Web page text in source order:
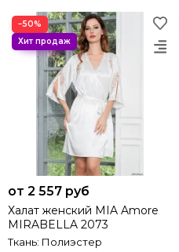
−50%
от 2 557 руб
Халат женский MIA Amore
MIRABELLA 2073
Ткань: Полиэстер